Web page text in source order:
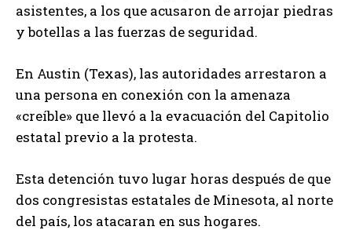
asistentes, a los que acusaron de arrojar piedras
y botellas a las fuerzas de seguridad.
En Austin (Texas), las autoridades arrestaron a
una persona en conexión con la amenaza
«creíble» que llevó a la evacuación del Capitolio
estatal previo a la protesta.
Esta detención tuvo lugar horas después de que
dos congresistas estatales de Minesota, al norte
del país, los atacaran en sus hogares.